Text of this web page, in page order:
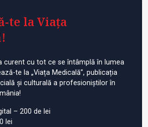
te la Viața
curent cu tot ce se întâmplă în lumea
te la „Viața Medicală”, publicația
și culturală a profesioniștilor în
– 200 de lei
lei